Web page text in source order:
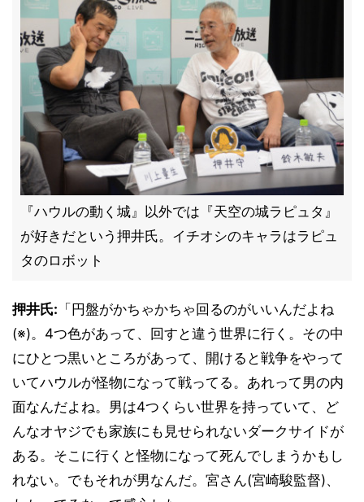
『ハウルの動く城』以外では『天空の城ラピュタ』
が好きだという押井氏。イチオシのキャラはラピュ
タのロボット
押井氏: 「円盤がかちゃかちゃ回るのがいいんだよね
(※)。4つ色があって、回すと違う世界に行く。その中
にひとつ黒いところがあって、開けると戦争をやって
いてハウルが怪物になって戦ってる。あれって男の内
面なんだよね。男は4つくらい世界を持っていて、ど
んなオヤジでも家族にも見せられないダークサイドが
ある。そこに行くと怪物になって死んでしまうかもし
れない。でもそれが男なんだ。宮さん(宮崎駿監督)、